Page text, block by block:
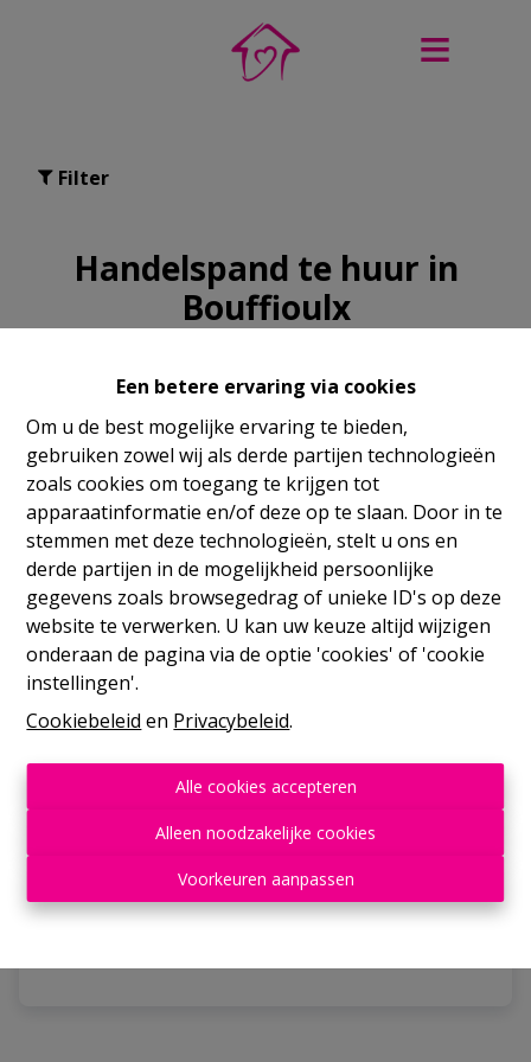
Een betere ervaring via cookies
Om u de best mogelijke ervaring te bieden,
gebruiken zowel wij als derde partijen technologieën
zoals cookies om toegang te krijgen tot
apparaatinformatie en/of deze op te slaan. Door in te
stemmen met deze technologieën, stelt u ons en
derde partijen in de mogelijkheid persoonlijke
gegevens zoals browsegedrag of unieke ID's op deze
website te verwerken. U kan uw keuze altijd wijzigen
onderaan de pagina via de optie 'cookies' of 'cookie
instellingen'.
Cookiebeleid en Privacybeleid.
Alle cookies accepteren
Alleen noodzakelijke cookies
Voorkeuren aanpassen
Filter
Handelspand te huur in
Bouffioulx
NIEW
6200 Bouffioulx | Ref: 2273
€ 1.500 /maand